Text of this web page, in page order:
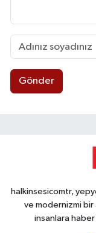
Gönder
halkinsesicomtr,
ve modernizmi bir
insanlara